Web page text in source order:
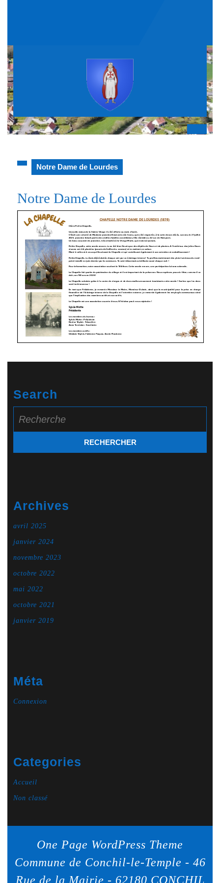
content
Notre Dame de Lourdes
Notre Dame de Lourdes
Search
for:
Archives
avril 2025
janvier 2024
novembre 2023
octobre 2022
mai 2022
octobre 2021
janvier 2019
Méta
Connexion
Categories
Accueil
Non classé
One Page WordPress Theme
Commune de Conchil-le-Temple - 46
Rue de la Mairie - 62180 CONCHIL